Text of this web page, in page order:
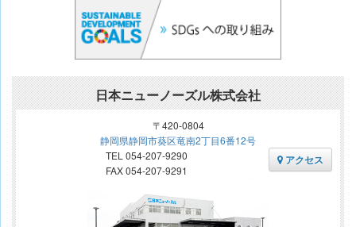
日本ニューノーズル株式会社
〒420-0804
静岡県静岡市葵区竜南2丁目6番12号
アクセス
TEL 054-207-9290
FAX 054-207-9291